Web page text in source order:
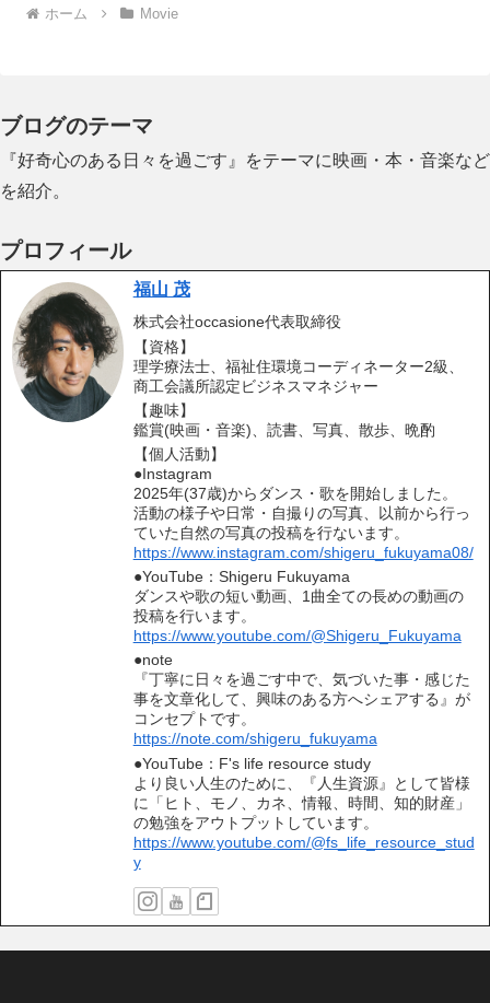
ホーム Movie
ブログのテーマ
『好奇心のある日々を過ごす』をテーマに映画・本・音楽など
を紹介。
プロフィール
福山 茂
株式会社occasione代表取締役
【資格】
理学療法士、福祉住環境コーディネーター2級、
商工会議所認定ビジネスマネジャー
【趣味】
鑑賞(映画・音楽)、読書、写真、散歩、晩酌
【個人活動】
●Instagram
2025年(37歳)からダンス・歌を開始しました。
活動の様子や日常・自撮りの写真、以前から行っ
ていた自然の写真の投稿を行ないます。
https://www.instagram.com/shigeru_fukuyama08/
●YouTube：Shigeru Fukuyama
ダンスや歌の短い動画、1曲全ての長めの動画の
投稿を行います。
https://www.youtube.com/@Shigeru_Fukuyama
●note
『丁寧に日々を過ごす中で、気づいた事・感じた
事を文章化して、興味のある方へシェアする』が
コンセプトです。
https://note.com/shigeru_fukuyama
●YouTube：F's life resource study
より良い人生のために、『人生資源』として皆様
に「ヒト、モノ、カネ、情報、時間、知的財産」
の勉強をアウトプットしています。
https://www.youtube.com/@fs_life_resource_stud
y